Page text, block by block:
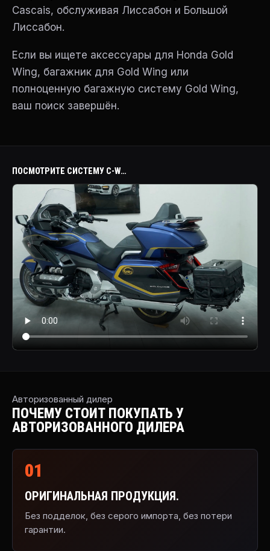
Cascais, обслуживая Лиссабон и Большой
Лиссабон.
Если вы ищете аксессуары для Honda Gold
Wing, багажник для Gold Wing или
полноценную багажную систему Gold Wing,
ваш поиск завершён.
ПОСМОТРИТЕ СИСТЕМУ C-WAY CANOE ПЕРЕД ВЫБОРОМ КОНФИГУРАЦИИ
Авторизованный дилер
ПОЧЕМУ СТОИТ ПОКУПАТЬ У
АВТОРИЗОВАННОГО ДИЛЕРА
01
ОРИГИНАЛЬНАЯ ПРОДУКЦИЯ.
Без подделок, без серого импорта, без потери
гарантии.